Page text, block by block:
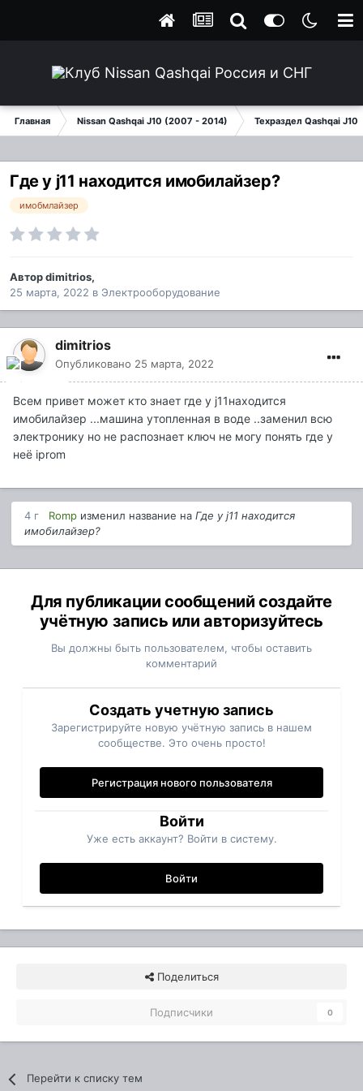
Главная Nissan Qashqai J10 (2007 - 2014) Техраздел Qashqai J10
Где у j11 находится имобилайзер?
имобмлайзер
Авторdimitrios,
25 марта, 2022 в Электрооборудование
dimitrios
Опубликовано 25 марта, 2022
Всем привет может кто знает где у j11находится
имобилайзер ...машина утопленная в воде ..заменил всю
электронику но не распознает ключ не могу понять где у
неё iprom
4 г Romp изменил название на Где у j11 находится
имобилайзер?
Для публикации сообщений создайте
учётную запись или авторизуйтесь
Вы должны быть пользователем, чтобы оставить
комментарий
Создать учетную запись
Зарегистрируйте новую учётную запись в нашем
сообществе. Это очень просто!
Регистрация нового пользователя
Войти
Уже есть аккаунт? Войти в систему.
Войти
Поделиться
Подписчики 0
Перейти к списку тем